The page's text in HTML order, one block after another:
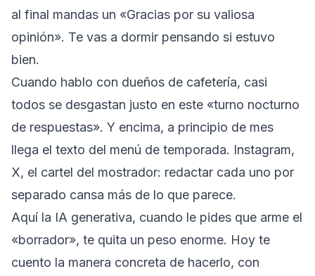
al final mandas un «Gracias por su valiosa
opinión». Te vas a dormir pensando si estuvo
bien.
Cuando hablo con dueños de cafetería, casi
todos se desgastan justo en este «turno nocturno
de respuestas». Y encima, a principio de mes
llega el texto del menú de temporada. Instagram,
X, el cartel del mostrador: redactar cada uno por
separado cansa más de lo que parece.
Aquí la IA generativa, cuando le pides que arme el
«borrador», te quita un peso enorme. Hoy te
cuento la manera concreta de hacerlo, con